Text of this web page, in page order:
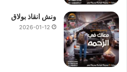
ونش انقاذ بولاق
2026-01-12